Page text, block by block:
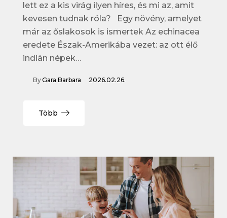
lett ez a kis virág ilyen híres, és mi az, amit
kevesen tudnak róla? Egy növény, amelyet
már az őslakosok is ismertek Az echinacea
eredete Észak-Amerikába vezet: az ott élő
indián népek…
ByGara Barbara 2026.02.26.
Több